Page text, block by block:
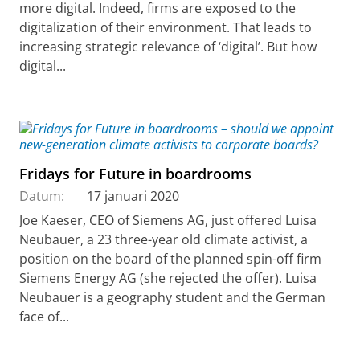
more digital. Indeed, firms are exposed to the
digitalization of their environment. That leads to
increasing strategic relevance of ‘digital’. But how
digital...
Fridays for Future in boardrooms
Datum:
17 januari 2020
Joe Kaeser, CEO of Siemens AG, just offered Luisa
Neubauer, a 23 three-year old climate activist, a
position on the board of the planned spin-off firm
Siemens Energy AG (she rejected the offer). Luisa
Neubauer is a geography student and the German
face of...